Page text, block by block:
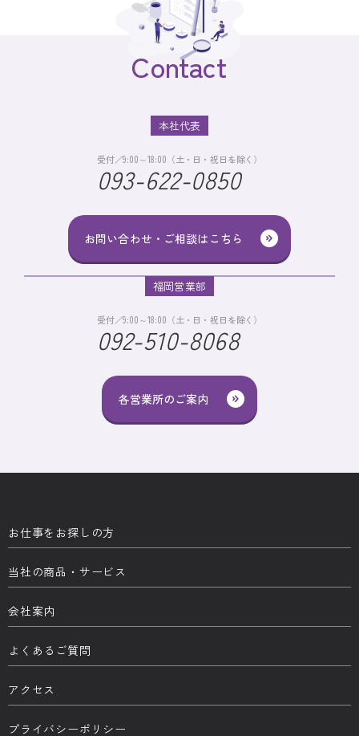
Contact
お問い合わせ・ご相談はこちら
本社代表
受付／9:00～18:00（土・日・祝日を除く）
093-622-0850
各営業所のご案内
福岡営業部
受付／9:00～18:00（土・日・祝日を除く）
092-510-8068
お仕事をお探しの方
当社の商品・サービス
会社案内
よくあるご質問
アクセス
プライバシーポリシー